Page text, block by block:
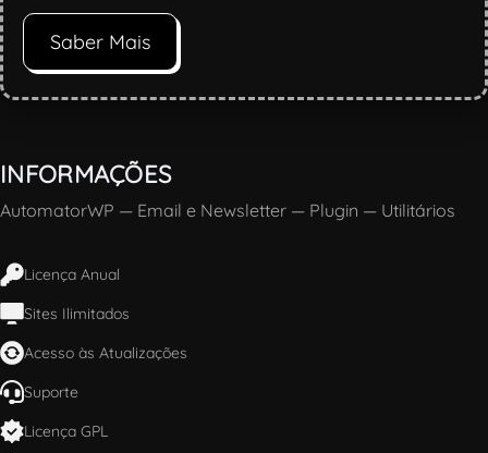
Saber Mais
INFORMAÇÕES
AutomatorWP — Email e Newsletter — Plugin — Utilitários
Licença Anual
Sites Ilimitados
Acesso às Atualizações
Suporte
Licença GPL